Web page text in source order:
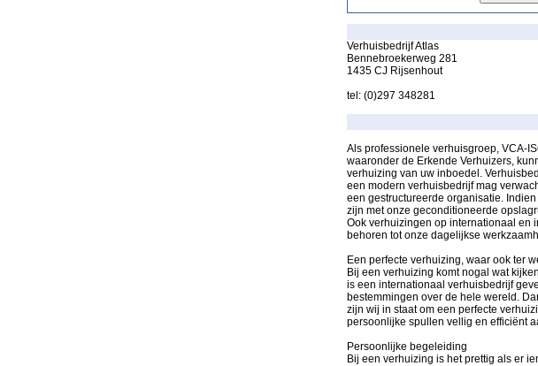
Verhuisbedrijf Atlas
Bennebroekerweg 281
1435 CJ Rijsenhout
tel: (0)297 348281
Als professionele verhuisgroep, VCA-
waaronder de Erkende Verhuizers,
verhuizing van uw inboedel.
een modern verhuisbedrijf mag
een gestructureerde organisatie.
zijn met onze geconditioneerde
Ook verhuizingen op internationaal en
behoren tot onze dagelijkse
Een perfecte verhuizing, waar ook ter
Bij een verhuizing komt nogal wat
is een internationaal verhuisbedrijf
bestemmingen over de hele wereld.
zijn wij in staat om een perfecte
persoonlijke spullen vellig en efficiënt
Persoonlijke begeleiding
Bij een verhuizing is het prettig als er